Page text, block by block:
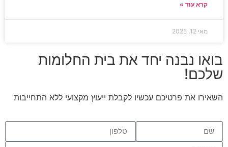
קרא עוד »
מאי 12, 2025
בואו נבנה יחד את בית החלומות
שלכם!
השאירו את פרטיכם עכשיו לקבלת ייעוץ מקצועי ללא התחייבות